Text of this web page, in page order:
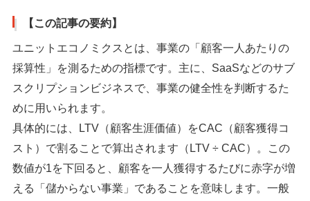
【この記事の要約】
ユニットエコノミクスとは、事業の「顧客一人あたりの
採算性」を測るための指標です。主に、SaaSなどのサブ
スクリプションビジネスで、事業の健全性を判断するた
めに用いられます。
具体的には、LTV（顧客生涯価値）をCAC（顧客獲得コ
スト）で割ることで算出されます（LTV ÷ CAC）。この
数値が1を下回ると、顧客を一人獲得するたびに赤字が増
える「儲からない事業」であることを意味します。一般